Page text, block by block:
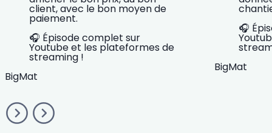
client, avec le bon moyen de
paiement.
🎧 Épisode complet sur
Youtube et les plateformes de
streaming !
BigMat
🎧
BigMat